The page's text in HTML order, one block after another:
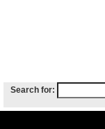
Search for: